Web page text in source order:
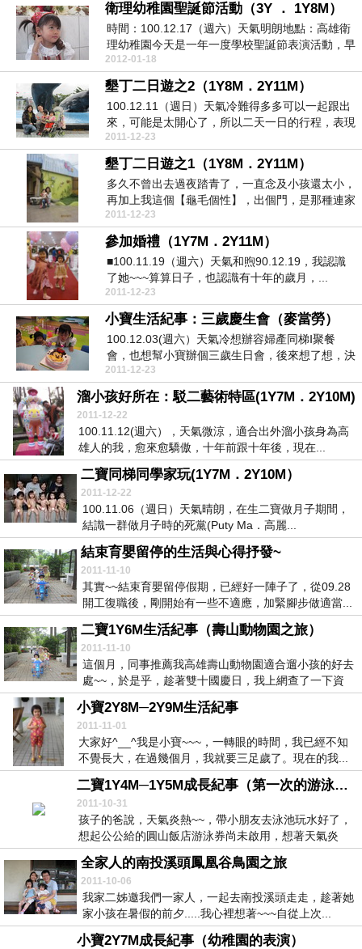
衛理幼稚園聖誕節活動（3Y ． 1Y8M）
時間：100.12.17（週六）天氣明朗地點：高雄衛
理幼稚園今天是一年一度學校聖誕節表演活動，早
在前...
2012-01-18
墾丁二日遊之2（1Y8M．2Y11M）
100.12.11（週日）天氣冷難得多多可以一起跟出
來，可能是太開心了，所以二天一日的行程，表現
得可...
2011-12-23
墾丁二日遊之1（1Y8M．2Y11M）
多久不曾出去過夜踏青了，一直念及小孩還太小，
再加上我這個【龜毛個性】，出個門，是那種連家
裡的羽絨棉被...
2011-12-23
參加婚禮（1Y7M．2Y11M）
■100.11.19（週六）天氣和煦90.12.19，我認識
了她~~~算算日子，也認識有十年的歲月，...
2011-12-23
小寶生活紀事：三歲慶生會（麥當勞）
100.12.03(週六）天氣冷想辦容婦產同梯Ⅰ聚餐
會，也想幫小寶辦個三歲生日會，後來想了想，決
定把...
2011-12-23
溜小孩好所在：駁二藝術特區(1Y7M．2Y10M)
2011-12-22
100.11.12(週六），天氣微涼，適合出外溜小孩身為高
雄人的我，愈來愈驕傲，十年前跟十年後，現在...
二寶同梯同學家玩(1Y7M．2Y10M）
2011-12-22
100.11.06（週日）天氣晴朗，在生二寶做月子期間，
結識一群做月子時的死黨(Puty Ma．高麗...
結束育嬰留停的生活與心得抒發~
2011-11-10
其實~~結束育嬰留停假期，已經好一陣子了，從09.28
開工復職後，剛開始有一些不適應，加緊腳步做適當...
二寶1Y6M生活紀事（壽山動物園之旅）
2011-11-10
這個月，同事推薦我高雄壽山動物園適合遛小孩的好去
處~~，於是乎，趁著雙十國慶日，我上網查了一下資
料，...
小寶2Y8M─2Y9M生活紀事
2011-11-01
大家好^__^我是小寶~~~，一轉眼的時間，我已經不知
不覺長大，在過幾個月，我就要三足歲了。現在的我...
二寶1Y4M─1Y5M成長紀事（第一次的游泳池新體驗）
2011-10-31
孩子的爸說，天氣炎熱~~，帶小朋友去泳池玩水好了，
想起公公給的圓山飯店游泳券尚未啟用，想著天氣炎
熱，...
全家人的南投溪頭鳳凰谷鳥園之旅
2011-10-06
我家二姊邀我們一家人，一起去南投溪頭走走，趁著她
家小孩在暑假的前夕.....我心裡想著~~~自從上次...
小寶2Y7M成長紀事（幼稚園的表演）